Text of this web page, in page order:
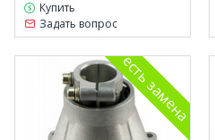
Купить
Задать вопрос
есть замена